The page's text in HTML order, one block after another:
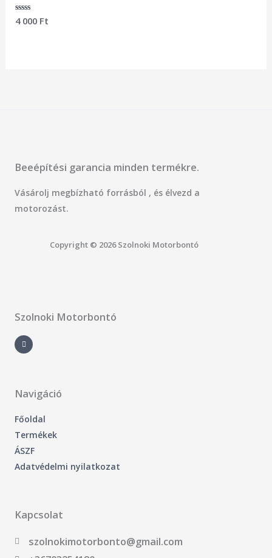
Értékelés:
4 000 Ft
Beeépítési garancia minden termékre.
Vásárolj megbízható forrásból , és élvezd a
motorozást.
Copyright © 2026 Szolnoki Motorbontó
Szolnoki Motorbontó
a
c
e
-
f
Navigáció
Főoldal
Termékek
ÁSZF
Adatvédelmi nyilatkozat
Kapcsolat
szolnokimotorbonto@gmail.com